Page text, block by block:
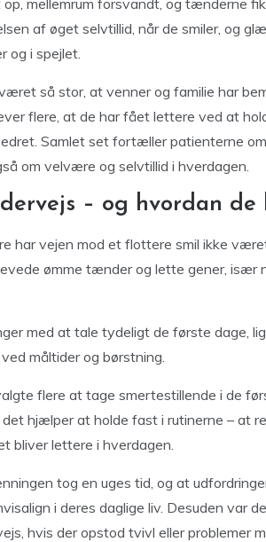
mellemrum forsvandt, og tænderne
af øget selvtillid, når de smiler, og
og i spejlet.
så stor, at venner og familie har
flere, at de har fået lettere ved at
Samlet set fortæller patienterne
om velvære og selvtillid i hverdagen.
– og hvordan
har vejen mod et flottere smil ikke
ømme tænder og lette gener,
med at tale tydeligt de første dage,
måltider og børstning.
flere at tage smertestillende i de
hjælper at holde fast i rutinerne – at
bliver lettere i hverdagen.
tog en uges tid, og at
i deres daglige liv. Desuden var
hvis der opstod tvivl eller problemer